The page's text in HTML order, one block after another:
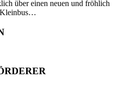
über einen neuen und fröhlich
Kleinbus…